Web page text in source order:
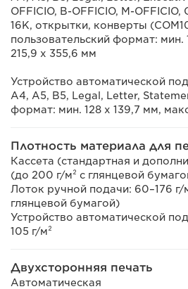
OFFICIO, B-OFFICIO, M-OFFICIO,
16K, открытки, конверты
пользовательский формат: мин.
215,9 х 355,6 мм
Устройство автоматической
A4, A5, B5, Legal, Letter,
формат: мин. 128 x 139,7 мм,
Плотность материала для
Кассета (стандартная и
(до 200 г/м² с глянцевой
Лоток ручной подачи: 60–176 г/
глянцевой бумагой)
Устройство автоматической
105 г/м²
Двухсторонняя печать
Автоматическая